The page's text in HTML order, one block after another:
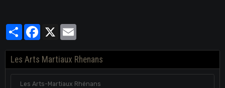
PartagerFacebook
X
Les Arts Martiaux Rhenans
Les Arts-Martiaux Rhénans